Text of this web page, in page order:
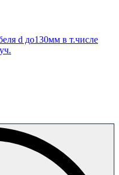
d до130мм в т.числе